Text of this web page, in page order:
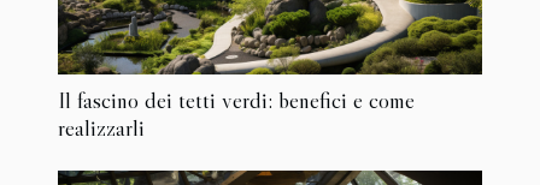
Il fascino dei tetti verdi: benefici e come
realizzarli